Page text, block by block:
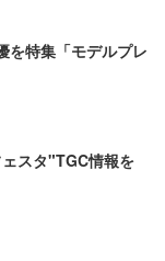
を特集「モデルプレ
スタ"TGC情報を